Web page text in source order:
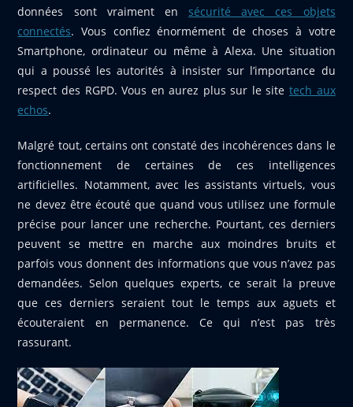
données sont vraiment en sécurité avec ces objets
connectés. Vous confiez énormément de choses à votre
Smartphone, ordinateur ou même à Alexa. Une situation
qui a poussé les autorités à insister sur l’importance du
respect des RGPD. Vous en aurez plus sur le sitetech aux
echos.
Malgré tout, certains ont constaté des incohérences dans le
fonctionnement de certaines de ces intelligences
artificielles. Notamment, avec les assistants virtuels, vous
ne devez être écouté que quand vous utilisez une formule
précise pour lancer une recherche. Pourtant, ces derniers
peuvent se mettre en marche aux moindres bruits et
parfois vous donnent des informations que vous n’avez pas
demandées. Selon quelques experts, ce serait la preuve
que ces derniers seraient tout le temps aux aguets et
écouteraient en permanence. Ce qui n’est pas très
rassurant.